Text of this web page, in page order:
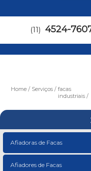
(11) 4524-
Home Serviços
facas
industriais
Afiadoras de Facas
Afiadores de Facas